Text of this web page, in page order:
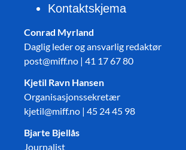
Kontaktskjema
Conrad Myrland
Daglig leder og ansvarlig redaktør
post@miff.no | 41 17 67 80
Kjetil Ravn Hansen
Organisasjonssekretær
kjetil@miff.no | 45 24 45 98
Bjarte Bjellås
Journalist